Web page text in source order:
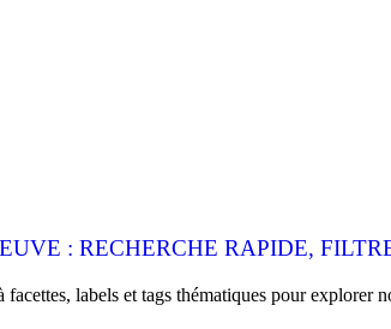
: RECHERCHE RAPIDE,
labels et tags thématiques pour explorer